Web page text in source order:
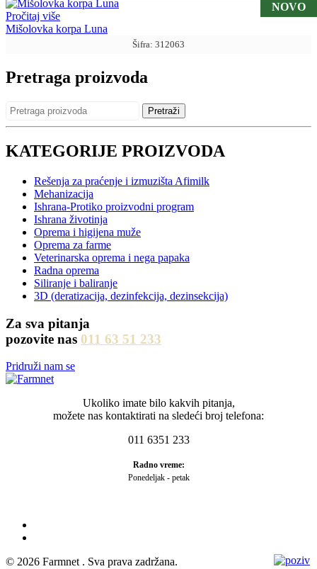
NOVO
Pročitaj više
Mišolovka korpa Luna
Šifra: 312063
Pretraga proizvoda
Pretraži
KATEGORIJE PROIZVODA
Rešenja za praćenje i izmuzišta Afimilk
Mehanizacija
Ishrana-Protiko proizvodni program
Ishrana životinja
Oprema i higijena muže
Oprema za farme
Veterinarska oprema i nega papaka
Radna oprema
Siliranje i baliranje
3D (deratizacija, dezinfekcija, dezinsekcija)
Za sva pitanja
pozovite nas 011 63 51 233
Pridruži nam se
Ukoliko imate bilo kakvih pitanja,
možete nas kontaktirati na sledeći broj telefona:
011 6351 233
Radno vreme:
Ponedeljak - petak
© 2026 Farmnet . Sva prava zadržana.